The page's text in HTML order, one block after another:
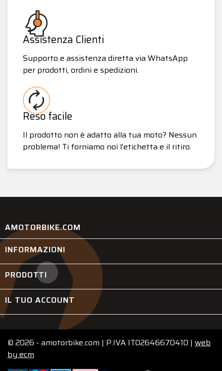
Assistenza Clienti
Supporto e assistenza diretta via WhatsApp
per prodotti, ordini e spedizioni.
Reso facile
Il prodotto non è adatto alla tua moto? Nessun
problema! Ti forniamo noi l’etichetta e il ritiro.
AMOTORBIKE.COM
INFORMAZIONI
PRODOTTI
IL TUO ACCOUNT
© 2026 - amotorbike.com | P.IVA IT02646670410 | web
byecm